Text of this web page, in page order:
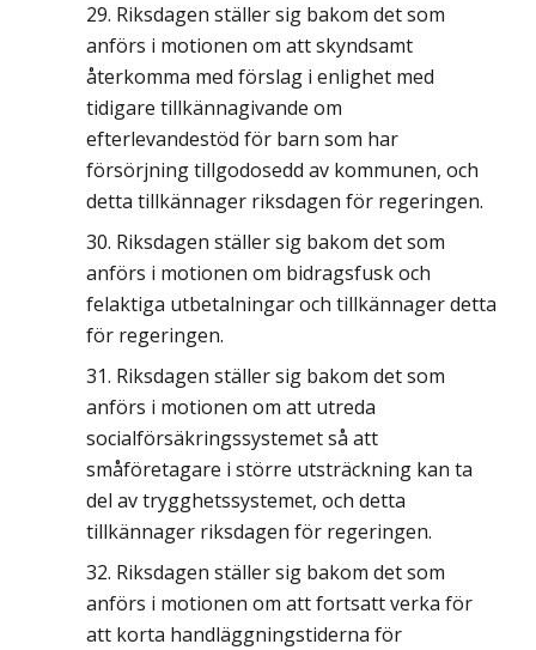
Riksdagen ställer sig bakom det som
anförs i motionen om att skyndsamt
återkomma med förslag i enlighet med
tidigare tillkännagivande om
efterlevandestöd för barn som har
försörjning tillgodosedd av kommunen, och
detta tillkännager riksdagen för regeringen.
Riksdagen ställer sig bakom det som
anförs i motionen om bidragsfusk och
felaktiga utbetalningar och tillkännager detta
för regeringen.
Riksdagen ställer sig bakom det som
anförs i motionen om att utreda
socialförsäkringssystemet så att
småföretagare i större utsträckning kan ta
del av trygghetssystemet, och detta
tillkännager riksdagen för regeringen.
Riksdagen ställer sig bakom det som
anförs i motionen om att fortsatt verka för
att korta handläggningstiderna för